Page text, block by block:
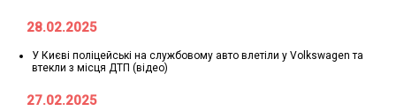
28.02.2025
У Києві поліцейські на службовому авто влетіли у Volkswagen та
втекли з місця ДТП (відео)
27.02.2025